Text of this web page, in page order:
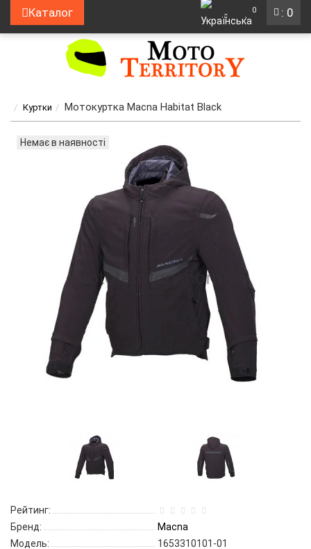
: 0
Каталог 0
Куртки Мотокуртка Macna Habitat Black
Немає в наявності
Рейтинг:
Бренд:
Macna
Модель:
1653310101-01